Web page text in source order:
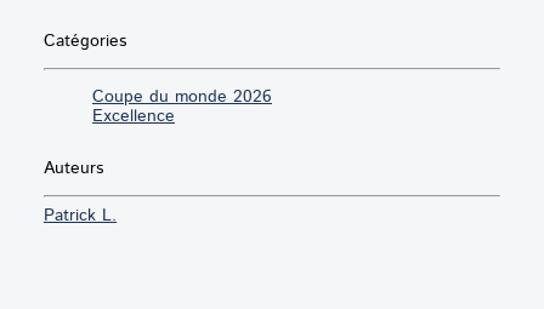
Catégories
Coupe du monde 2026
Excellence
Auteurs
Patrick L.